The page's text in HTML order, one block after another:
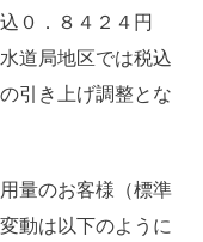
０．８４２４円
道局地区では税込
引き上げ調整とな
量のお客様（標準
動は以下のように